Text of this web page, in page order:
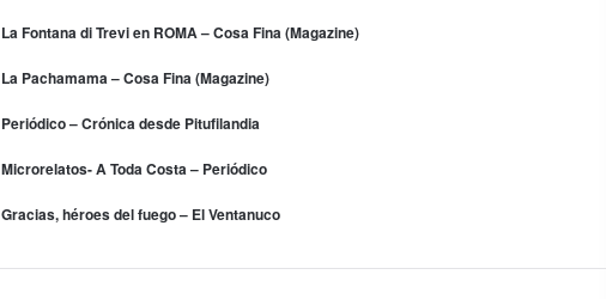
La Fontana di Trevi en ROMA – Cosa Fina (Magazine)
La Pachamama – Cosa Fina (Magazine)
Periódico – Crónica desde Pitufilandia
Microrelatos- A Toda Costa – Periódico
Gracias, héroes del fuego – El Ventanuco